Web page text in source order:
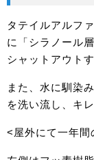
タテイルアルフ
に「シラノール
シャットアウト
また、水に馴染
を洗い流し、キ
<屋外にて一年間